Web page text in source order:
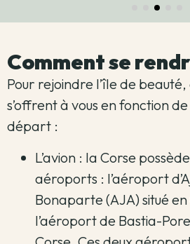
Comment se
Pour rejoindre l’île de
s’offrent à vous en fonction
départ :
L’avion : la Corse
aéroports : l’aéroport
Bonaparte (AJA) situé
l’aéroport de Bastia-